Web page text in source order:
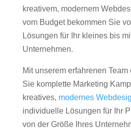
kreativem, modernem
vom Budget bekommen Sie
Lösungen für Ihr kleines bis
Unternehmen.
Mit unserem erfahrenen
Sie komplette Marketing
kreatives, modernes
individuelle Lösungen für Ihr
von der Größe Ihres